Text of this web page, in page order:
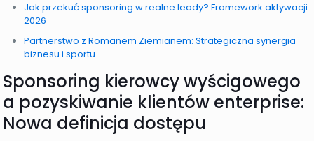
Jak przekuć sponsoring w realne leady? Framework aktywacji
2026
Partnerstwo z Romanem Ziemianem: Strategiczna synergia
biznesu i sportu
Sponsoring kierowcy wyścigowego
a pozyskiwanie klientów enterprise:
Nowa definicja dostępu